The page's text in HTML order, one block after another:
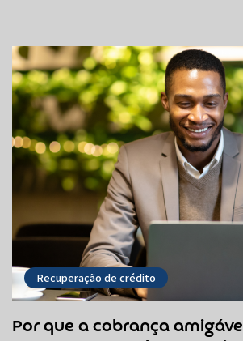
Recuperação de crédito
Por que a cobrança